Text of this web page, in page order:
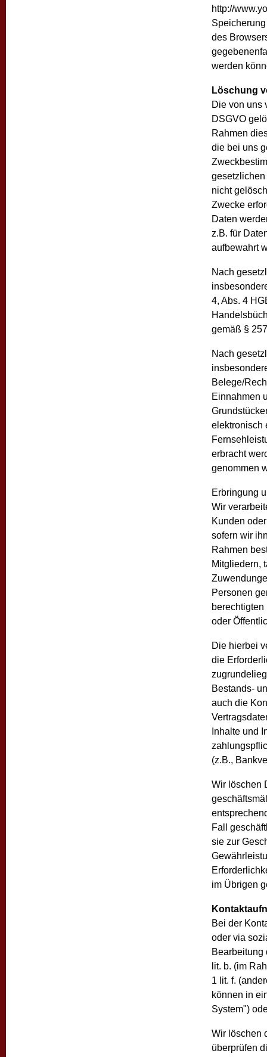
http://
des
werden
Löschung
Die von uns
DSGVO
Rahmen
die bei uns
nicht
Zwecke
Daten
z.B. für
aufbewahrt
Nach
4, Abs. 4
gemäß §
Nach
Belege/
Einnahmen
elektronisch
erbracht
genommen
Erbringung
Wir
Kunden
sofern wir
Rahmen
Mitgliedern,
Personen
berechtigten
oder
Die hierbei
die
Bestands-
auch die
Inhalte und
(z.B.,
Wir löschen
Fall
sie zur
im Übrigen
Bei der
oder via
Bearbeitung
lit. b. (im
1 lit. f.
können in
System")
Wir löschen
überprüfen